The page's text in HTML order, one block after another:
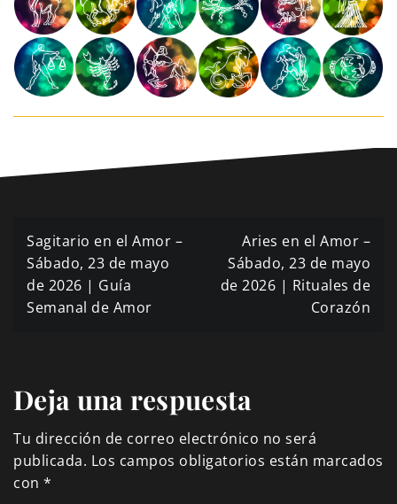
Navegación
de
entradas
Sagitario en el Amor –
Sábado, 23 de mayo
de 2026 | Guía
Semanal de Amor
Aries en el Amor –
Sábado, 23 de mayo
de 2026 | Rituales de
Corazón
Deja una respuesta
Tu dirección de correo electrónico no será
publicada. Los campos obligatorios están marcados
con *